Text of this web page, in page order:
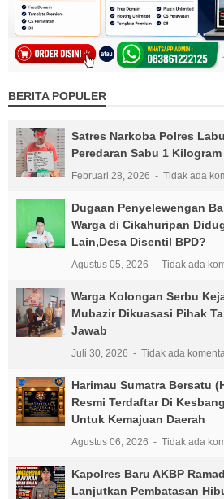
BERITA POPULER
Satres Narkoba Polres
Peredaran Sabu 1
Februari 28, 2026 Tidak ada
Dugaan Penyelewengan
Warga di Cikahuripan
Lain,Desa Disentil BPD?
Agustus 05, 2026 Tidak ada
Warga Kolongan Serbu
Mubazir Dikuasasi Pihak
Jawab
Juli 30, 2026 Tidak ada
Harimau Sumatra Bersatu
Resmi Terdaftar Di
Untuk Kemajuan Daerah
Agustus 06, 2026 Tidak ada
Kapolres Baru AKBP
Lanjutkan Pembatasan